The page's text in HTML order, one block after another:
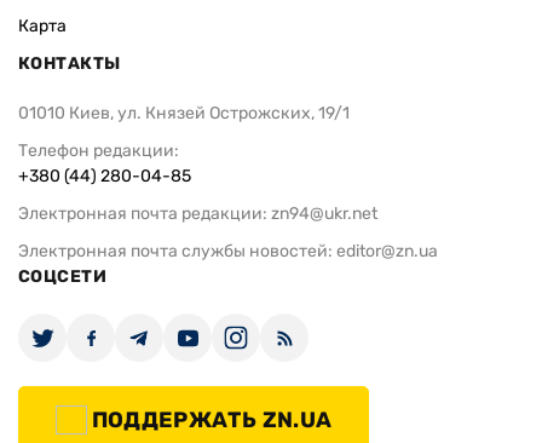
Карта
КОНТАКТЫ
01010 Киев, ул. Князей Острожских, 19/1
Телефон редакции:
+380 (44) 280-04-85
Электронная почта редакции: zn94@ukr.net
Электронная почта службы новостей: editor@zn.ua
СОЦСЕТИ
ПОДДЕРЖАТЬ ZN.UA